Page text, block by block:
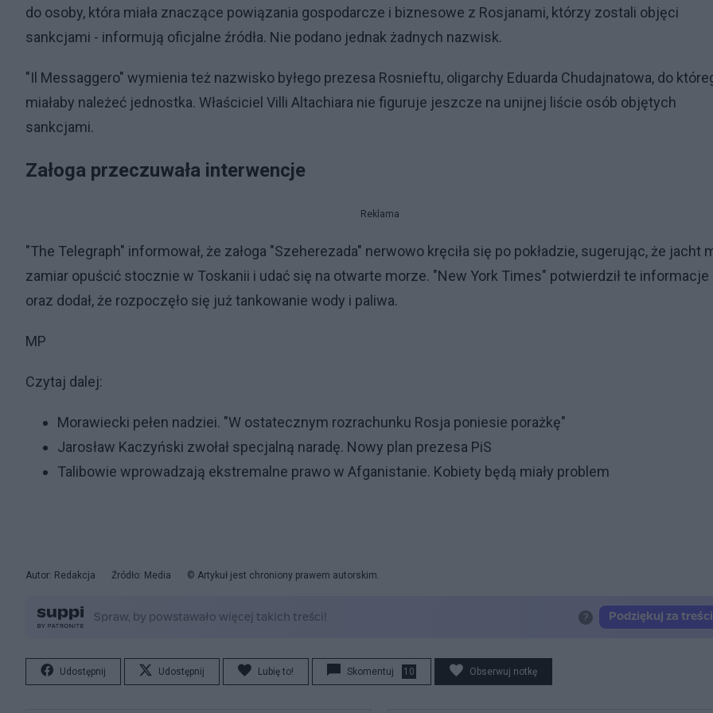
do osoby, która miała znaczące powiązania gospodarcze i biznesowe z Rosjanami, którzy zostali objęci
sankcjami - informują oficjalne źródła. Nie podano jednak żadnych nazwisk.
"Il Messaggero" wymienia też nazwisko byłego prezesa Rosnieftu, oligarchy Eduarda Chudajnatowa, do
miałaby należeć jednostka. Właściciel Villi Altachiara nie figuruje jeszcze na unijnej liście osób objętych
sankcjami.
Załoga przeczuwała interwencje
Reklama
"The Telegraph" informował, że załoga "Szeherezada" nerwowo kręciła się po pokładzie, sugerując, że jacht
zamiar opuścić stocznie w Toskanii i udać się na otwarte morze. "New York Times" potwierdził te informacje
oraz dodał, że rozpoczęło się już tankowanie wody i paliwa.
MP
Czytaj dalej:
Morawiecki pełen nadziei. "W ostatecznym rozrachunku Rosja poniesie porażkę"
Jarosław Kaczyński zwołał specjalną naradę. Nowy plan prezesa PiS
Talibowie wprowadzają ekstremalne prawo w Afganistanie. Kobiety będą miały problem
Autor: Redakcja Źródło: Media © Artykuł jest chroniony prawem autorskim.
Udostępnij Udostępnij Lubię to! Skomentuj 10 Obserwuj notkę